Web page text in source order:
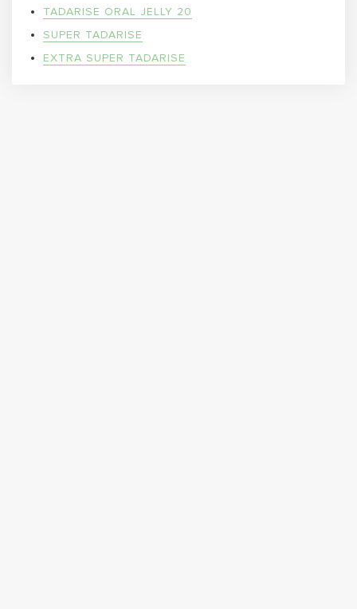
TADARISE ORAL JELLY 20
SUPER TADARISE
EXTRA SUPER TADARISE